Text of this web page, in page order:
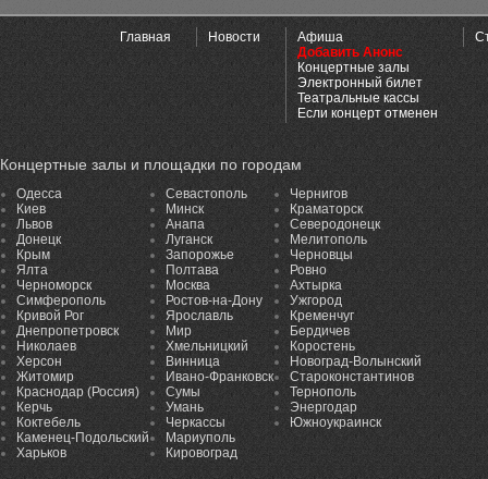
Главная Новости
Афиша
Добавить Анонс
Концертные залы
Электронный билет
Театральные кассы
Если концерт отменен
Концертные залы и площадки по городам
Одесса
Киев
Львов
Донецк
Крым
Ялта
Черноморск
Симферополь
Кривой Рог
Днепропетровск
Николаев
Херсон
Житомир
Краснодар (Россия)
Керчь
Коктебель
Каменец-Подольский
Харьков
Севастополь
Минск
Анапа
Луганск
Запорожье
Полтава
Москва
Ростов-на-Дону
Ярославль
Мир
Хмельницкий
Винница
Ивано-Франковск
Сумы
Умань
Черкассы
Мариуполь
Кировоград
Чернигов
Краматорск
Северодонецк
Мелитополь
Черновцы
Ровно
Ахтырка
Ужгород
Кременчуг
Бердичев
Коростень
Новоград-Волынский
Староконстантинов
Тернополь
Энергодар
Южноукраинск